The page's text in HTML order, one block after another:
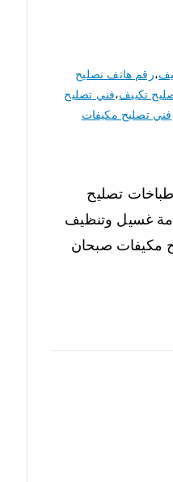
،رقم هاتف تصليح
تكييف،فني تصليح
فني تصليح مكيفات
تصليح طباخات تصليح
غسيل وتنظيف
مكيفات صبحان